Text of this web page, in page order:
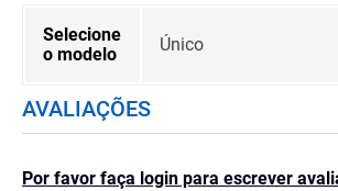
Selecione
o modelo
Único
AVALIAÇÕES
Por favor faça login para escrever